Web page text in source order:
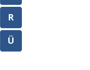
R
Ü